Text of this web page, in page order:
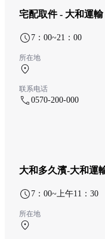
宅配取件 - 大和運輸
7：00~21：00
所在地
联系电话
0570-200-000
大和多久濱-大和運
7：00~上午11：30
所在地